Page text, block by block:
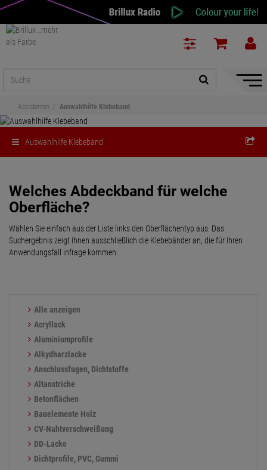
Assistenten Auswahlhilfe Klebeband
Auswahlhilfe Klebeband
Welches Abdeckband für welche
Oberfläche?
Wählen Sie einfach aus der Liste links den Oberflächentyp aus. Das
Suchergebnis zeigt Ihnen ausschließlich die Klebebänder an, die für Ihren
Anwendungsfall infrage kommen.
Alle anzeigen
Acryllack
Aluminiumprofile
Alkydharzlacke
Anschlussfugen, Dichtstoffe
Altanstriche
Betonflächen
Bauelemente Holz
CV-Nahtverschweißung
DD-Lacke
Dichtprofile, PVC, Gummi